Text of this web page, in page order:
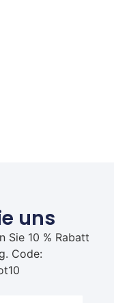
uns
Sie 10 % Rabatt
Code: